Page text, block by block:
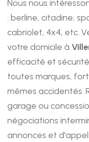
Nous nous
: berline, citadine,
cabriolet, 4x4, etc.
votre domicile à
efficacité et
toutes marques,
mêmes accidentés.
garage ou
négociations
annonces et